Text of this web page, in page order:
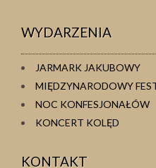
WYDARZENIA
JARMARK JAKUBOWY
MIĘDZYNARODOWY
NOC KONFESJONAŁÓW
KONCERT KOLĘD
KONTAKT